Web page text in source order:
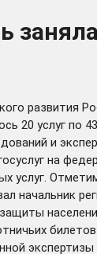
развития
20 услуг по
и
на
услуг.
начальник